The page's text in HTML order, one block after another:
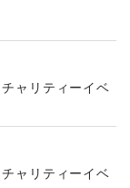
ャリティーイベ
ャリティーイベ